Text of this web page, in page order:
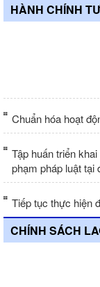
HÀNH CHÍNH
Chuẩn hóa hoạt
Tập huấn triển
phạm pháp luật tại
Tiếp tục thực hiện
CHÍNH SÁCH